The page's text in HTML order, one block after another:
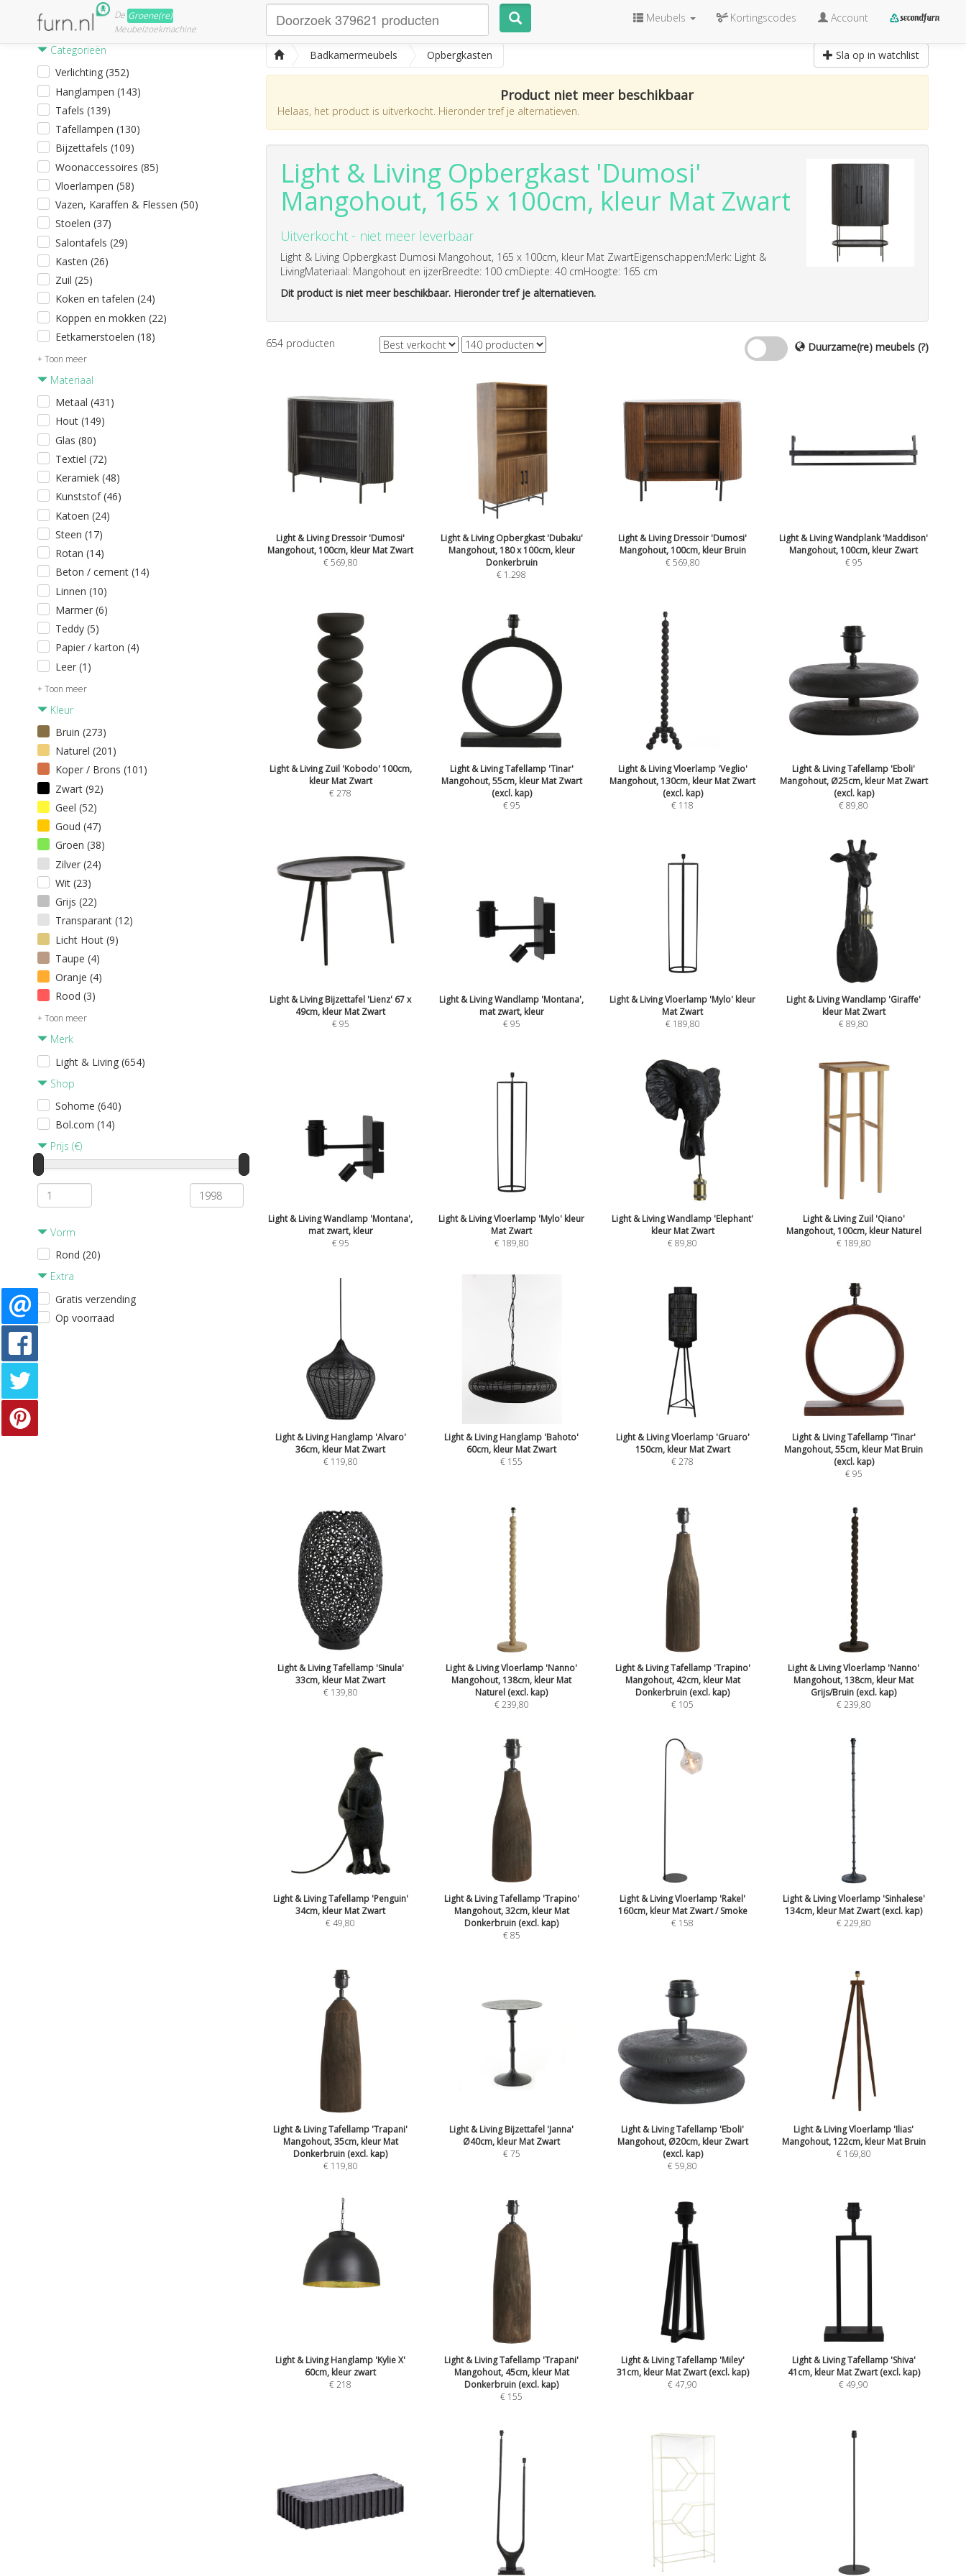
De Groene(re)
Meubelzoekmachine
Meubels Kortingscodes Account
Categorieën
Verlichting (352)
Hanglampen (143)
Tafels (139)
Tafellampen (130)
Bijzettafels (109)
Woonaccessoires (85)
Vloerlampen (58)
Vazen, Karaffen & Flessen (50)
Stoelen (37)
Salontafels (29)
Kasten (26)
Zuil (25)
Koken en tafelen (24)
Koppen en mokken (22)
Eetkamerstoelen (18)
+ Toon meer
Materiaal
Metaal (431)
Hout (149)
Glas (80)
Textiel (72)
Keramiek (48)
Kunststof (46)
Katoen (24)
Steen (17)
Rotan (14)
Beton / cement (14)
Linnen (10)
Marmer (6)
Teddy (5)
Papier / karton (4)
Leer (1)
+ Toon meer
Kleur
Bruin (273)
Naturel (201)
Koper / Brons (101)
Zwart (92)
Geel (52)
Goud (47)
Groen (38)
Zilver (24)
Wit (23)
Grijs (22)
Transparant (12)
Licht Hout (9)
Taupe (4)
Oranje (4)
Rood (3)
+ Toon meer
Merk
Light & Living (654)
Shop
Sohome (640)
Bol.com (14)
Prijs (€)
Vorm
Rond (20)
Extra
Gratis verzending
Op voorraad
Badkamermeubels Opbergkasten Sla op in watchlist
Product niet meer beschikbaar
Helaas, het product is uitverkocht. Hieronder tref je alternatieven.
Light & Living Opbergkast 'Dumosi'
Mangohout, 165 x 100cm, kleur Mat Zwart
Uitverkocht - niet meer leverbaar
Light & Living Opbergkast Dumosi Mangohout, 165 x 100cm, kleur Mat ZwartEigenschappen:Merk: Light &
LivingMateriaal: Mangohout en ijzerBreedte: 100 cmDiepte: 40 cmHoogte: 165 cm
Dit product is niet meer beschikbaar. Hieronder tref je alternatieven.
654producten Duurzame(re) meubels (?)
Light & Living Dressoir 'Dumosi'
Mangohout, 100cm, kleur Mat Zwart
€569,80
Light & Living Opbergkast 'Dubaku'
Mangohout, 180 x 100cm, kleur
Donkerbruin
€ 1.298
Light & Living Dressoir 'Dumosi'
Mangohout, 100cm, kleur Bruin
€569,80
Light & Living Wandplank 'Maddison'
Mangohout, 100cm, kleur Zwart
€95
Light & Living Zuil 'Kobodo' 100cm,
kleur Mat Zwart
€278
Light & Living Tafellamp 'Tinar'
Mangohout, 55cm, kleur Mat Zwart
(excl. kap)
€95
Light & Living Vloerlamp 'Veglio'
Mangohout, 130cm, kleur Mat Zwart
(excl. kap)
€ 118
Light & Living Tafellamp 'Eboli'
Mangohout, Ø25cm, kleur Mat Zwart
(excl. kap)
€89,80
Light & Living Bijzettafel 'Lienz' 67 x
49cm, kleur Mat Zwart
€95
Light & Living Wandlamp 'Montana',
mat zwart, kleur
€95
Light & Living Vloerlamp 'Mylo' kleur
Mat Zwart
€ 189,80
Light & Living Wandlamp 'Giraffe'
kleur Mat Zwart
€89,80
Light & Living Wandlamp 'Montana',
mat zwart, kleur
€95
Light & Living Vloerlamp 'Mylo' kleur
Mat Zwart
€ 189,80
Light & Living Wandlamp 'Elephant'
kleur Mat Zwart
€89,80
Light & Living Zuil 'Qiano'
Mangohout, 100cm, kleur Naturel
€ 189,80
Light & Living Hanglamp 'Alvaro'
36cm, kleur Mat Zwart
€ 119,80
Light & Living Hanglamp 'Bahoto'
60cm, kleur Mat Zwart
€ 155
Light & Living Vloerlamp 'Gruaro'
150cm, kleur Mat Zwart
€278
Light & Living Tafellamp 'Tinar'
Mangohout, 55cm, kleur Mat Bruin
(excl. kap)
€95
Light & Living Tafellamp 'Sinula'
33cm, kleur Mat Zwart
€ 139,80
Light & Living Vloerlamp 'Nanno'
Mangohout, 138cm, kleur Mat
Naturel (excl. kap)
€239,80
Light & Living Tafellamp 'Trapino'
Mangohout, 42cm, kleur Mat
Donkerbruin (excl. kap)
€ 105
Light & Living Vloerlamp 'Nanno'
Mangohout, 138cm, kleur Mat
Grijs/Bruin (excl. kap)
€239,80
Light & Living Tafellamp 'Penguin'
34cm, kleur Mat Zwart
€49,80
Light & Living Tafellamp 'Trapino'
Mangohout, 32cm, kleur Mat
Donkerbruin (excl. kap)
€85
Light & Living Vloerlamp 'Rakel'
160cm, kleur Mat Zwart / Smoke
€ 158
Light & Living Vloerlamp 'Sinhalese'
134cm, kleur Mat Zwart (excl. kap)
€229,80
Light & Living Tafellamp 'Trapani'
Mangohout, 35cm, kleur Mat
Donkerbruin (excl. kap)
€ 119,80
Light & Living Bijzettafel 'Janna'
Ø40cm, kleur Mat Zwart
€75
Light & Living Tafellamp 'Eboli'
Mangohout, Ø20cm, kleur Zwart
(excl. kap)
€59,80
Light & Living Vloerlamp 'Ilias'
Mangohout, 122cm, kleur Mat Bruin
€ 169,80
Light & Living Hanglamp 'Kylie X'
60cm, kleur zwart
€218
Light & Living Tafellamp 'Trapani'
Mangohout, 45cm, kleur Mat
Donkerbruin (excl. kap)
€ 155
Light & Living Tafellamp 'Miley'
31cm, kleur Mat Zwart (excl. kap)
€47,90
Light & Living Tafellamp 'Shiva'
41cm, kleur Mat Zwart (excl. kap)
€49,90